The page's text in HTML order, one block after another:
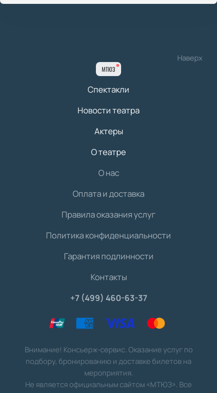
Наверх
МТЮЗ
Спектакли
Новости театра
Актеры
О театре
О нас
Оплата и доставка
Правила оказания услуг
Политика конфиденциальности
Гарантия подлинности
Контакты
+7 (499) 460-63-37
Внимание! Консьерж-сервис. Оказание услуг по
подбору, бронированию и доставке билетов на
мероприятия.
Не является официальным сайтом «МТЮЗ». Все